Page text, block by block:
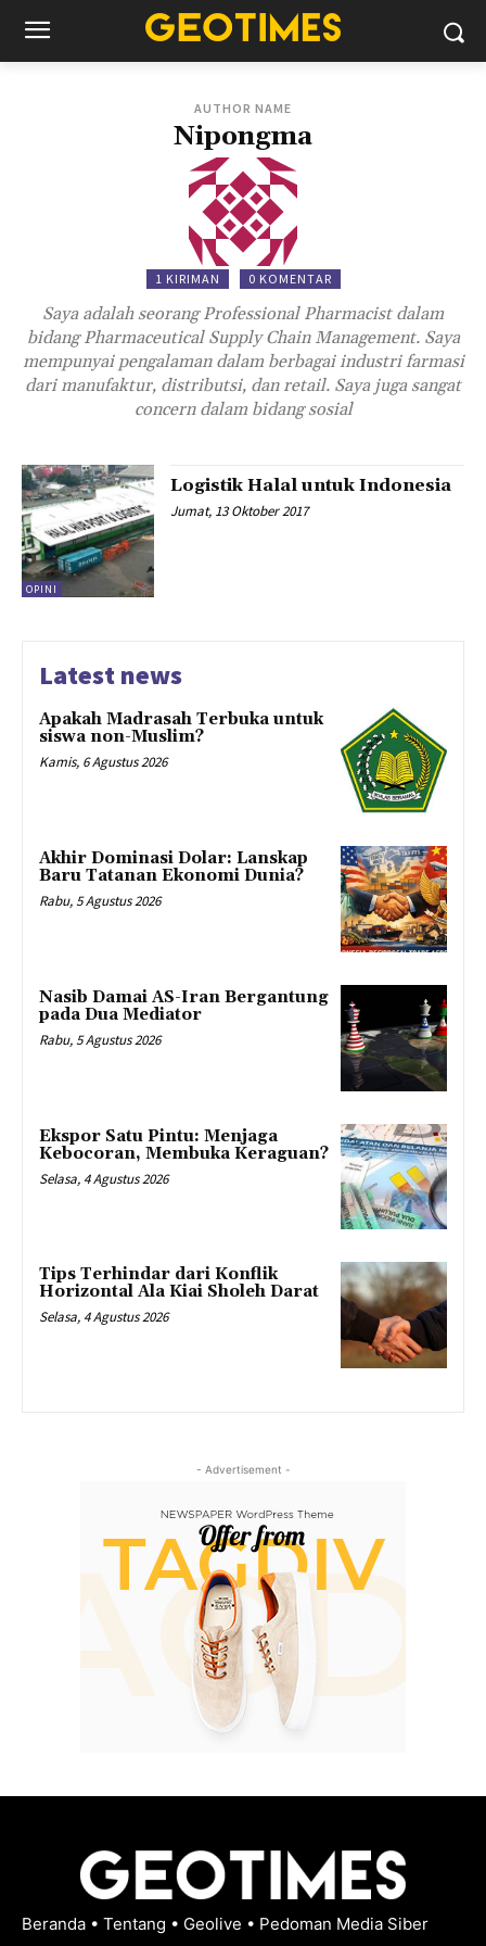
AUTHOR NAME
Nipongma
1 KIRIMAN 0 KOMENTAR
Saya adalah seorang Professional Pharmacist dalam
bidang Pharmaceutical Supply Chain Management. Saya
mempunyai pengalaman dalam berbagai industri farmasi
dari manufaktur, distributsi, dan retail. Saya juga sangat
concern dalam bidang sosial
OPINI
Logistik Halal untuk Indonesia
Jumat, 13 Oktober 2017
Latest news
Apakah Madrasah Terbuka untuk
siswa non-Muslim?
Kamis, 6 Agustus 2026
Akhir Dominasi Dolar: Lanskap
Baru Tatanan Ekonomi Dunia?
Rabu, 5 Agustus 2026
Nasib Damai AS-Iran Bergantung
pada Dua Mediator
Rabu, 5 Agustus 2026
Ekspor Satu Pintu: Menjaga
Kebocoran, Membuka Keraguan?
Selasa, 4 Agustus 2026
Tips Terhindar dari Konflik
Horizontal Ala Kiai Sholeh Darat
Selasa, 4 Agustus 2026
- Advertisement -
Beranda • Tentang • Geolive • Pedoman Media Siber